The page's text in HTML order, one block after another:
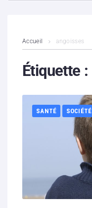
Contenus litigieux
Boutique
Hébergement solidaire
Accueil angoisses
Étiquette :
SANTÉ SOCIÉTÉ